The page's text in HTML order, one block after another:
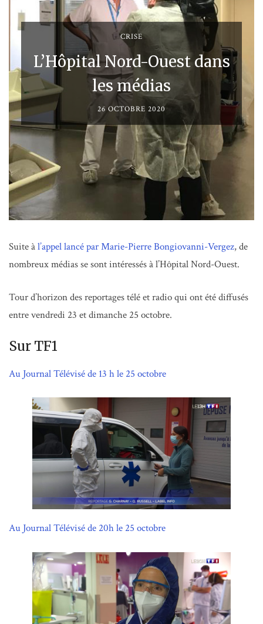
CRISE
L’Hôpital Nord-Ouest dans
les médias
26 OCTOBRE 2020
Suite àl’appel lancé par Marie-Pierre Bongiovanni-Vergez, de
nombreux médias se sont intéressés à l’Hôpital Nord-Ouest.
Tour d’horizon des reportages télé et radio qui ont été diffusés
entre vendredi 23 et dimanche 25 octobre.
Sur TF1
Au Journal Télévisé de 13 h le 25 octobre
Au Journal Télévisé de 20h le 25 octobre